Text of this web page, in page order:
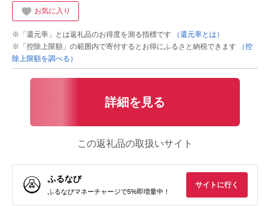
お気に入り
※「還元率」とは返礼品のお得度を測る指標です
（還元率とは）
※「控除上限額」の範囲内で寄付するとお得にふるさと納税できます
（控
除上限額を調べる）
詳細を見る
この返礼品の取扱いサイト
ふるなび
ふるなびマネーチャージで5%即増量中！
サイトに行く